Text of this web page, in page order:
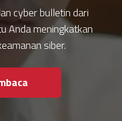
cyber bulletin dari
Anda meningkatkan
siber.